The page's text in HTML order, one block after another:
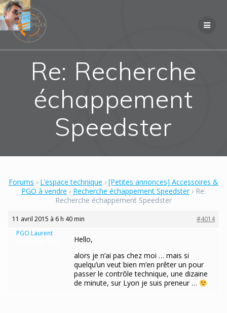
Re: Recherche
échappement
Speedster
Forums › L’espace technique › [Petites annonces] Accessoires &
PGO à vendre › Recherche échappement Speedster › Re:
Recherche échappement Speedster
11 avril 2015 à 6 h 40 min
#4014
PGO Laurent
Hello,
alors je n’ai pas chez moi … mais si
quelqu’un veut bien m’en prêter un pour
passer le contrôle technique, une dizaine
de minute, sur Lyon je suis preneur …